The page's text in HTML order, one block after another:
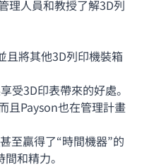
理人員和教授了解3D列
將其他3D列印機裝箱
受3D印表帶來的好處。
且Payson也在管理計畫
甚至贏得了“時間機器”的
和精力。